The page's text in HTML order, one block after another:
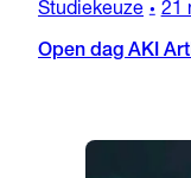
Studiekeuze • 21
Open dag AKI